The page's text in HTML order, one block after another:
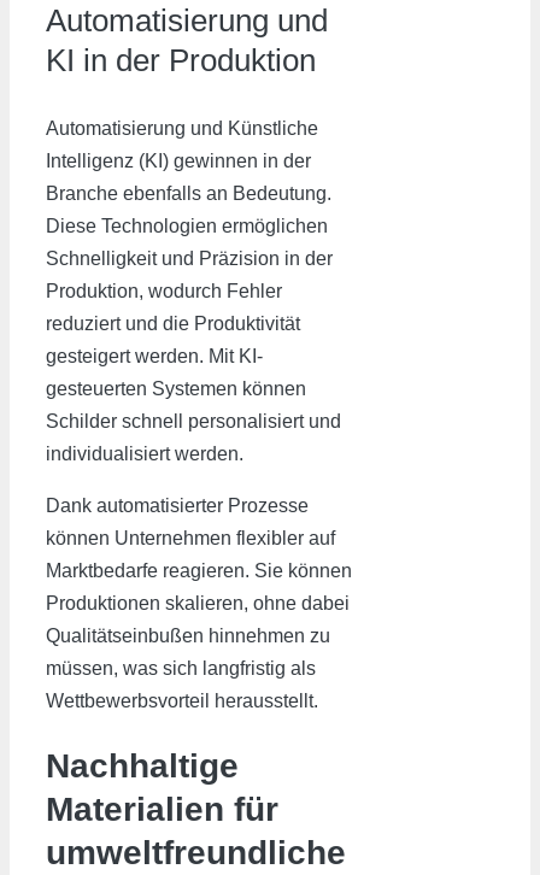
Automatisierung und
KI in der Produktion
Automatisierung und Künstliche
Intelligenz (KI) gewinnen in der
Branche ebenfalls an Bedeutung.
Diese Technologien ermöglichen
Schnelligkeit und Präzision in der
Produktion, wodurch Fehler
reduziert und die Produktivität
gesteigert werden. Mit KI-
gesteuerten Systemen können
Schilder schnell personalisiert und
individualisiert werden.
Dank automatisierter Prozesse
können Unternehmen flexibler auf
Marktbedarfe reagieren. Sie können
Produktionen skalieren, ohne dabei
Qualitätseinbußen hinnehmen zu
müssen, was sich langfristig als
Wettbewerbsvorteil herausstellt.
Nachhaltige
Materialien für
umweltfreundliche